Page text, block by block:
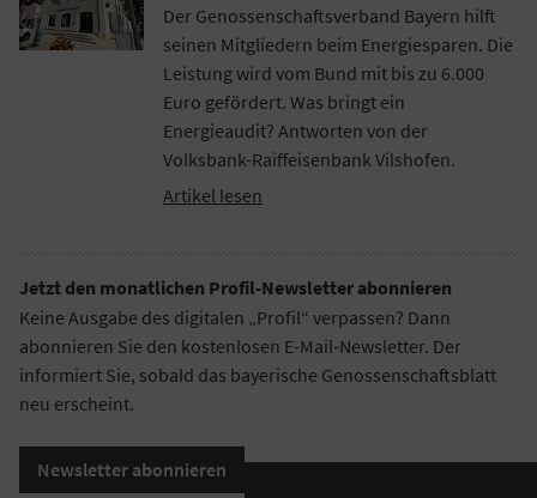
Der Genossenschaftsverband Bayern hilft
seinen Mitgliedern beim Energiesparen. Die
Leistung wird vom Bund mit bis zu 6.000
Euro gefördert. Was bringt ein
Energieaudit? Antworten von der
Volksbank-Raiffeisenbank Vilshofen.
Artikel lesen
Jetzt den monatlichen Profil-Newsletter abonnieren
Keine Ausgabe des digitalen „Profil“ verpassen? Dann
abonnieren Sie den kostenlosen E-Mail-Newsletter. Der
informiert Sie, sobald das bayerische Genossenschaftsblatt
neu erscheint.
Newsletter abonnieren